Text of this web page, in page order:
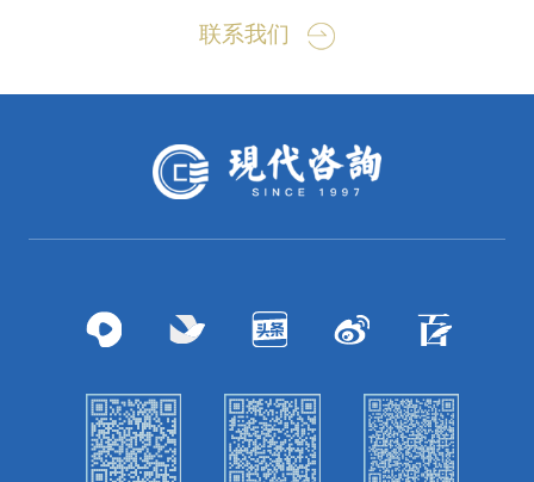
联系我们